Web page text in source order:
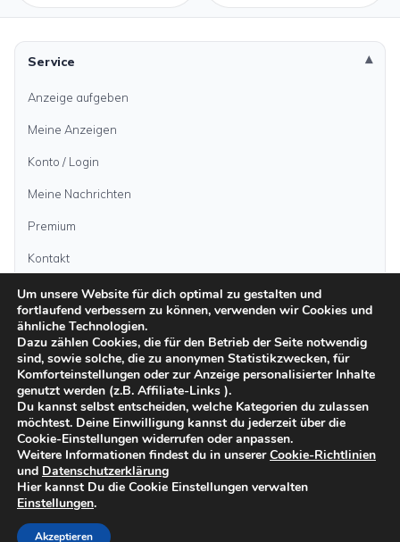
Service
Anzeige aufgeben
Meine Anzeigen
Konto / Login
Meine Nachrichten
Premium
Kontakt
Anzeige aufgeben
Kategorien
Inseln
ImpressumDatenschutzAGB Sicher inserierenModerationsrichtlinien
Um unsere Website für dich optimal zu gestalten und
fortlaufend verbessern zu können, verwenden wir Cookies und
ähnliche Technologien.
Dazu zählen Cookies, die für den Betrieb der Seite notwendig
sind, sowie solche, die zu anonymen Statistikzwecken, für
Komforteinstellungen oder zur Anzeige personalisierter Inhalte
genutzt werden (z.B. Affiliate-Links ).
Du kannst selbst entscheiden, welche Kategorien du zulassen
möchtest. Deine Einwilligung kannst du jederzeit über die
Cookie-Einstellungen widerrufen oder anpassen.
Weitere Informationen findest du in unsererCookie-Richtlinien
und Datenschutzerklärung
Hier kannst Du die Cookie Einstellungen verwalten
Einstellungen.
Akzeptieren